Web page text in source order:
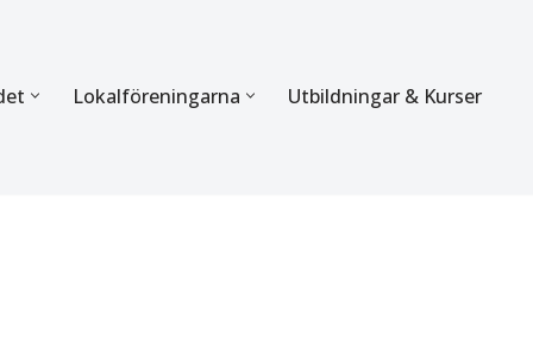
Lokalföreningarna Utbildningar & Kurser